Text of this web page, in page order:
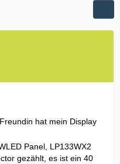
hat mein Display
Panel, LP133WX2
gezählt, es ist ein 40